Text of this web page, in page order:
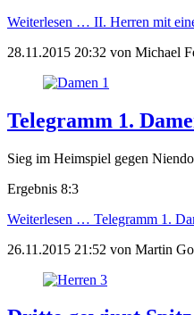
Weiterlesen … II. Herren mit
28.11.2015 20:32 von Michael
Telegramm 1.
Sieg im Heimspiel gegen
Ergebnis 8:3
Weiterlesen … Telegramm 1.
26.11.2015 21:52 von Martin